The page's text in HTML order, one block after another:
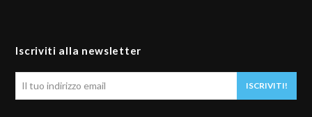
Iscriviti alla newsletter
ISCRIVITI!